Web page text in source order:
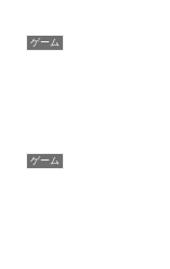
ゲーム
ゲーム